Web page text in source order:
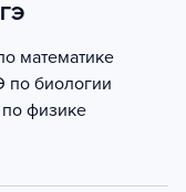
математике
по биологии
физике